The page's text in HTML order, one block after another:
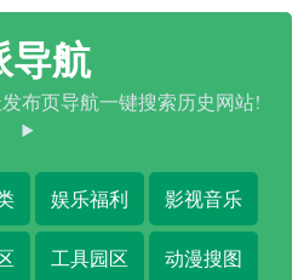
导航
发布页导航一键搜索历史网站!
娱乐福利 影视音乐
工具园区 动漫搜图